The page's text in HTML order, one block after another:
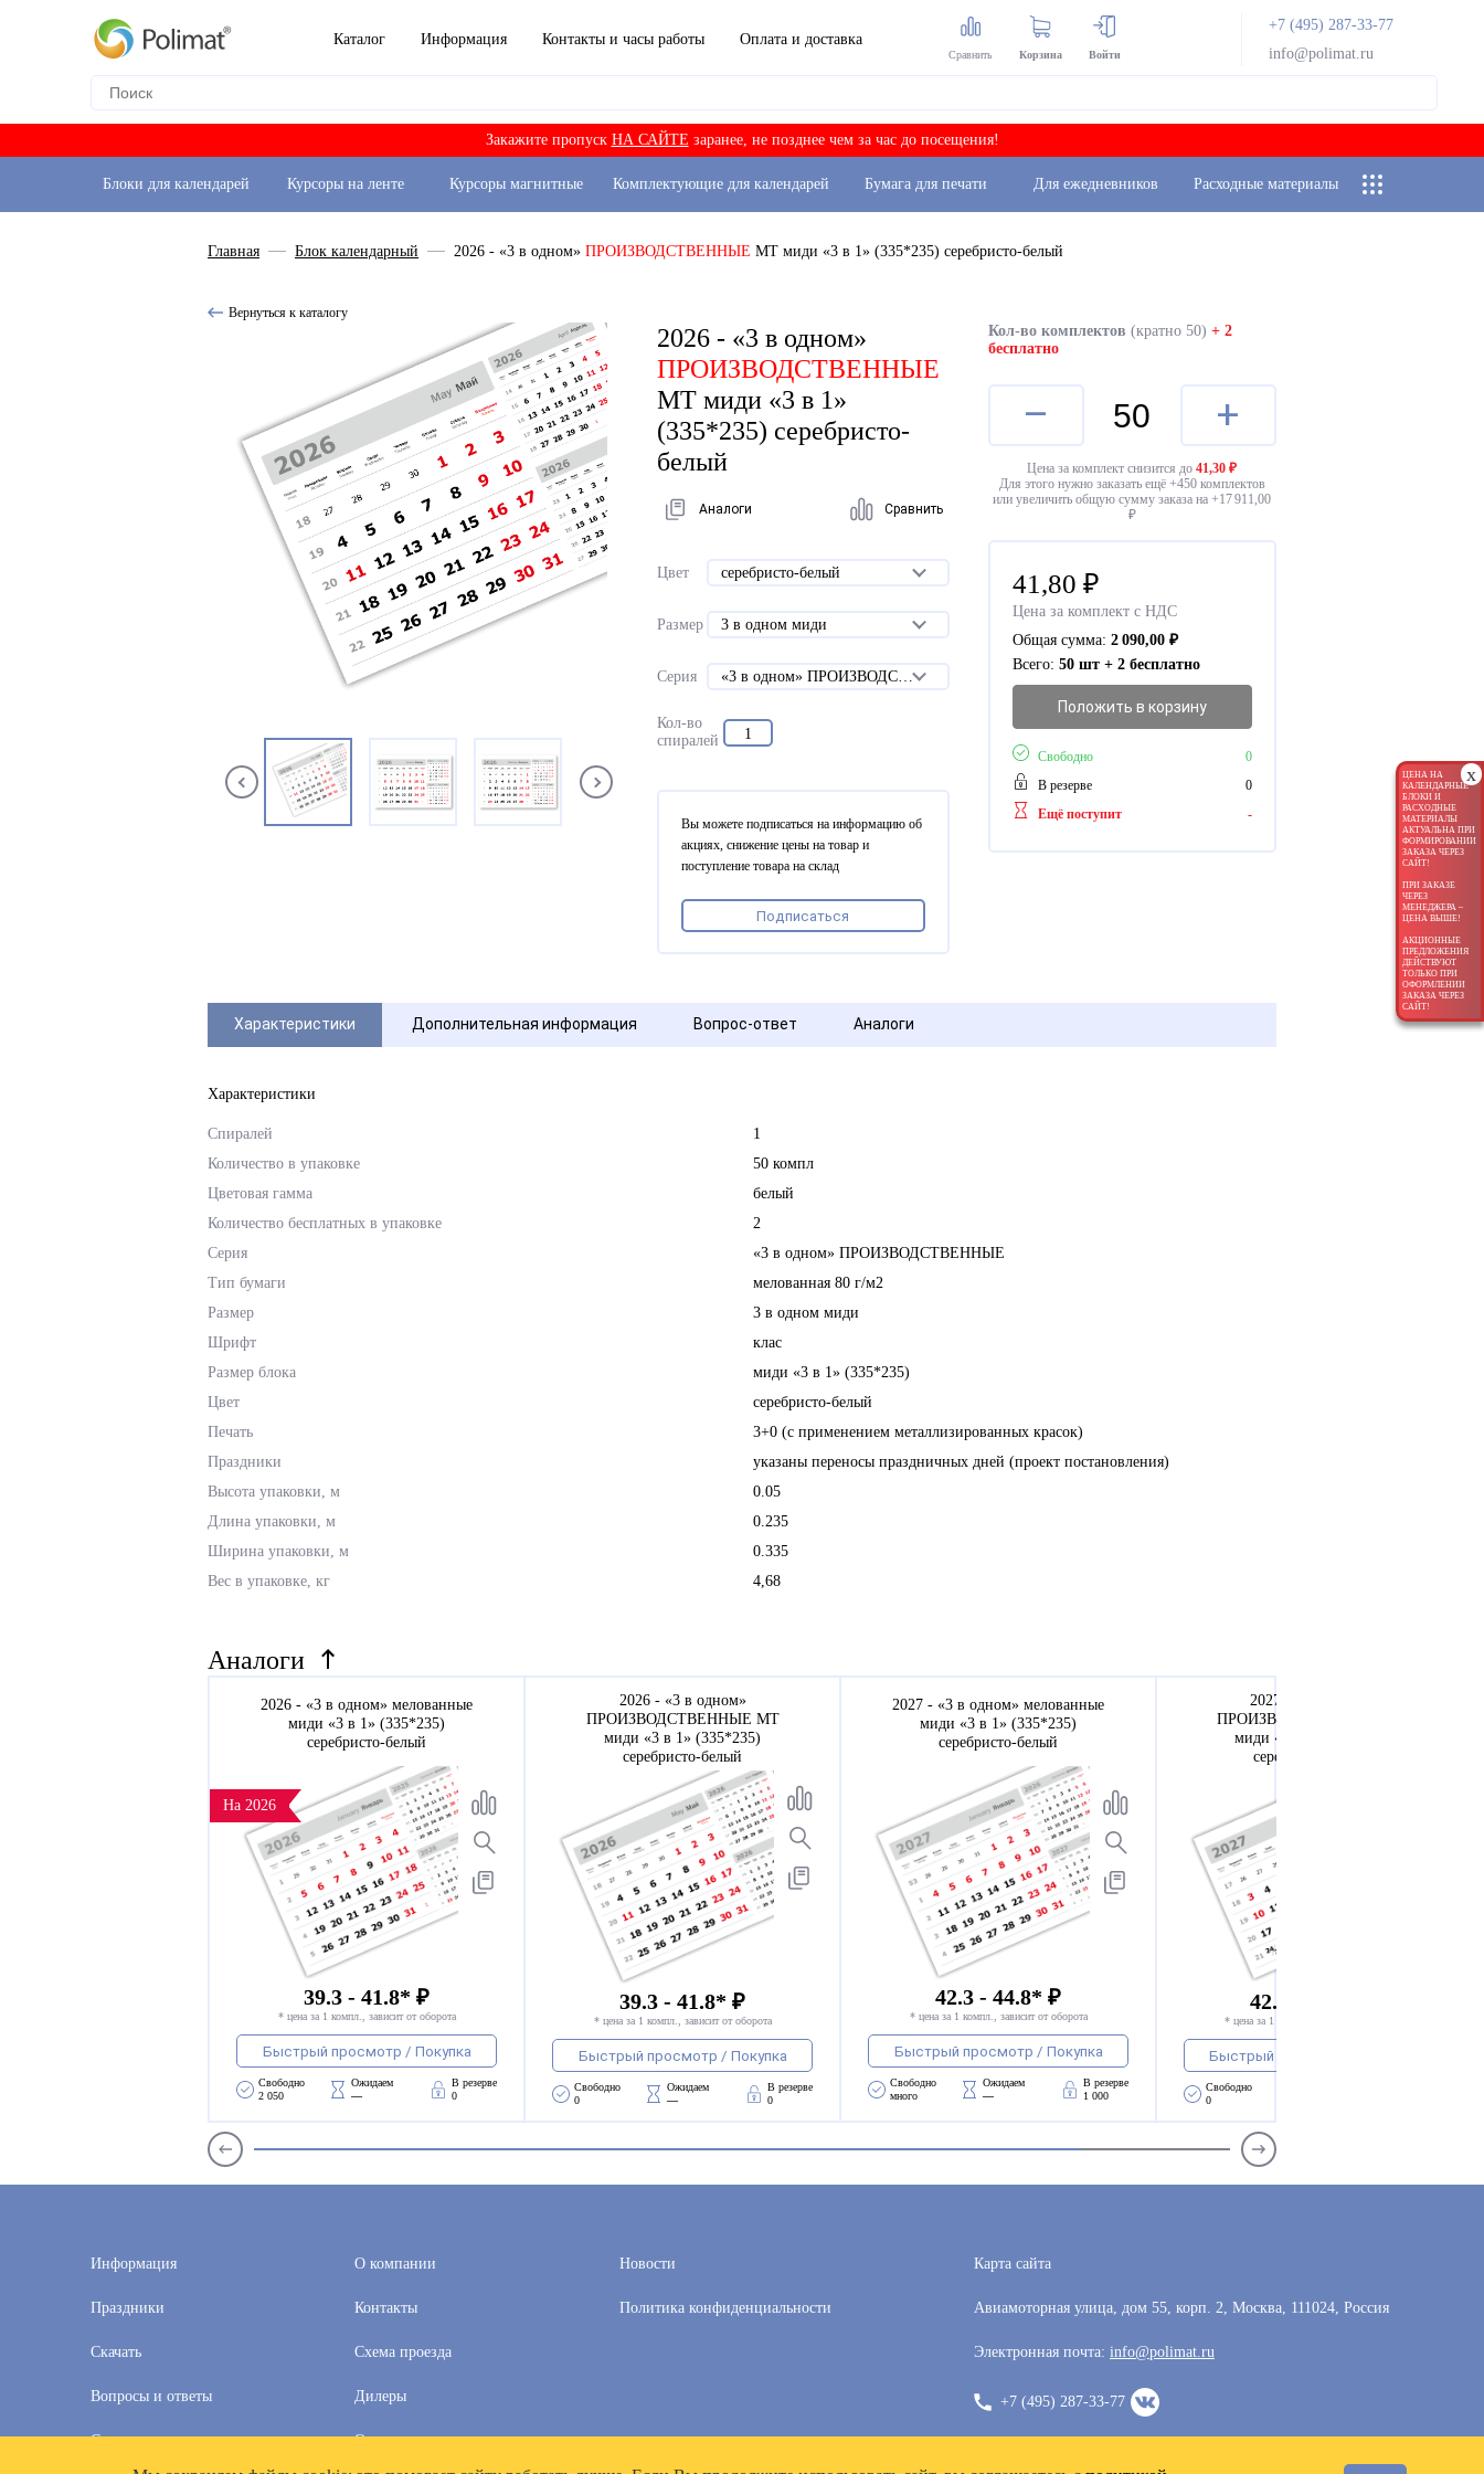
Каталог Информация Контакты и часы работы Оплата и доставка
Сравнить Корзина Войти
+7 (495) 287-33-77
info@polimat.ru
Закажите пропуск НА САЙТЕ заранее, не позднее чем за час до посещения!
Блоки для календарей Курсоры на ленте Курсоры магнитные Комплектующие для календарей Бумага для печати Для ежедневников Расходные материалы
x
ЦЕНА НА
КАЛЕНДАРНЫЕ
БЛОКИ И
РАСХОДНЫЕ
МАТЕРИАЛЫ
АКТУАЛЬНА ПРИ
ФОРМИРОВАНИИ
ЗАКАЗА ЧЕРЕЗ
САЙТ!
ПРИ ЗАКАЗЕ
ЧЕРЕЗ
МЕНЕДЖЕРА –
ЦЕНА ВЫШЕ!
АКЦИОННЫЕ
ПРЕДЛОЖЕНИЯ
ДЕЙСТВУЮТ
ТОЛЬКО ПРИ
ОФОРМЛЕНИИ
ЗАКАЗА ЧЕРЕЗ
САЙТ!
Главная Блок календарный 2026 - «3 в одном» ПРОИЗВОДСТВЕННЫЕ МТ миди «3 в 1» (335*235) серебристо-белый
Вернуться к каталогу
2026 - «3 в одном»
ПРОИЗВОДСТВЕННЫЕ
МТ миди «3 в 1»
(335*235) серебристо-
белый
Аналоги Сравнить
Цвет серебристо-белый
Размер 3 в одном миди
Серия «3 в одном» ПРОИЗВОДСТВЕННЫЕ
Кол-во
спиралей
1
Кол-во комплектов (кратно 50) + 2
бесплатно
– +
Цена за комплект снизится до41,30 ₽
Для этого нужно заказать ещё +450комплектов
или увеличить общую сумму заказа на +17 911,00
₽
41,80 ₽
Цена за комплект с НДС
Общая сумма: 2 090,00₽
Всего: 50 шт + 2 бесплатно
Положить в корзину
Свободно
0
В резерве
0
Ещё поступит
-
Вы можете подписаться на информацию об
акциях, снижение цены на товар и
поступление товара на склад
Подписаться
Характеристики Дополнительная информация Вопрос-ответ Аналоги
Характеристики
Спиралей
1
Количество в упаковке
50 компл
Цветовая гамма
белый
Количество бесплатных в упаковке
2
Серия
«3 в одном» ПРОИЗВОДСТВЕННЫЕ
Тип бумаги
мелованная 80 г/м2
Размер
3 в одном миди
Шрифт
клас
Размер блока
миди «3 в 1» (335*235)
Цвет
серебристо-белый
Печать
3+0 (с применением металлизированных красок)
Праздники
указаны переносы праздничных дней (проект постановления)
Высота упаковки, м
0.05
Длина упаковки, м
0.235
Ширина упаковки, м
0.335
Вес в упаковке, кг
4,68
Аналоги
На 2026
2026 - «3 в одном» мелованные
миди «3 в 1» (335*235)
серебристо-белый
39.3 - 41.8* ₽
* цена за 1 компл., зависит от оборота
Быстрый просмотр / Покупка
Свободно
2 050
Ожидаем
—
В резерве
0
2026 - «3 в одном»
ПРОИЗВОДСТВЕННЫЕ МТ
миди «3 в 1» (335*235)
серебристо-белый
39.3 - 41.8* ₽
* цена за 1 компл., зависит от оборота
Быстрый просмотр / Покупка
Свободно
0
Ожидаем
—
В резерве
0
2027 - «3 в одном» мелованные
миди «3 в 1» (335*235)
серебристо-белый
42.3 - 44.8* ₽
* цена за 1 компл., зависит от оборота
Быстрый просмотр / Покупка
Свободно
много
Ожидаем
—
В резерве
1 000
2027 - «3 в одном»
ПРОИЗВОДСТВЕННЫЕ МТ
миди «3 в 1» (335*235)
серебристо-белый
42.3 - 44.8* ₽
* цена за 1 компл., зависит от оборота
Быстрый просмотр / Покупка
Свободно
0
Информация
Праздники
Скачать
Вопросы и ответы
Скидки
О компании
Контакты
Схема проезда
Дилеры
Оплата и доставка
Новости
Политика конфиденциальности
Карта сайта
Авиамоторная улица, дом 55, корп. 2, Москва, 111024, Россия
Электронная почта: info@polimat.ru
+7 (495) 287-33-77